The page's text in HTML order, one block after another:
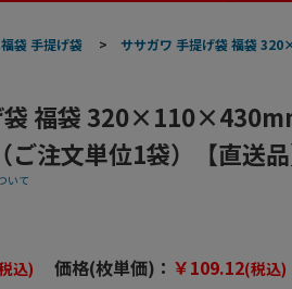
福袋 手提げ袋 > ササガワ 手提げ袋 福袋
袋 福袋
注文単位1袋）【直送
いて
込) 価格(枚単価)： ￥109.12(税込)